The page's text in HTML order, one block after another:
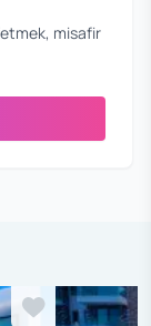
misafir